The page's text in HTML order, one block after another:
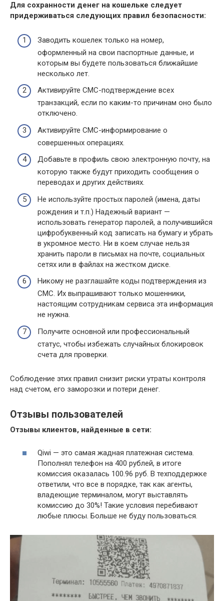
Для сохранности денег на кошельке следует
придерживаться следующих правил безопасности:
Заводить кошелек только на номер,
оформленный на свои паспортные данные, и
которым вы будете пользоваться ближайшие
несколько лет.
Активируйте СМС-подтверждение всех
транзакций, если по каким-то причинам оно было
отключено.
Активируйте СМС-информирование о
совершенных операциях.
Добавьте в профиль свою электронную почту, на
которую также будут приходить сообщения о
переводах и других действиях.
Не используйте простых паролей (имена, даты
рождения и т.п.) Надежный вариант —
использовать генератор паролей, а получившийся
цифробуквенный код записать на бумагу и убрать
в укромное место. Ни в коем случае нельзя
хранить пароли в письмах на почте, социальных
сетях или в файлах на жестком диске.
Никому не разглашайте коды подтверждения из
СМС. Их выпрашивают только мошенники,
настоящим сотрудникам сервиса эта информация
не нужна.
Получите основной или профессиональный
статус, чтобы избежать случайных блокировок
счета для проверки.
Соблюдение этих правил снизит риски утраты контроля
над счетом, его заморозки и потери денег.
Отзывы пользователей
Отзывы клиентов, найденные в сети:
Qiwi — это самая жадная платежная система.
Пополнял телефон на 400 рублей, в итоге
комиссия оказалась 100.96 руб. В техподдержке
ответили, что все в порядке, так как агенты,
владеющие терминалом, могут выставлять
комиссию до 30%! Такие условия перебивают
любые плюсы. Больше не буду пользоваться.